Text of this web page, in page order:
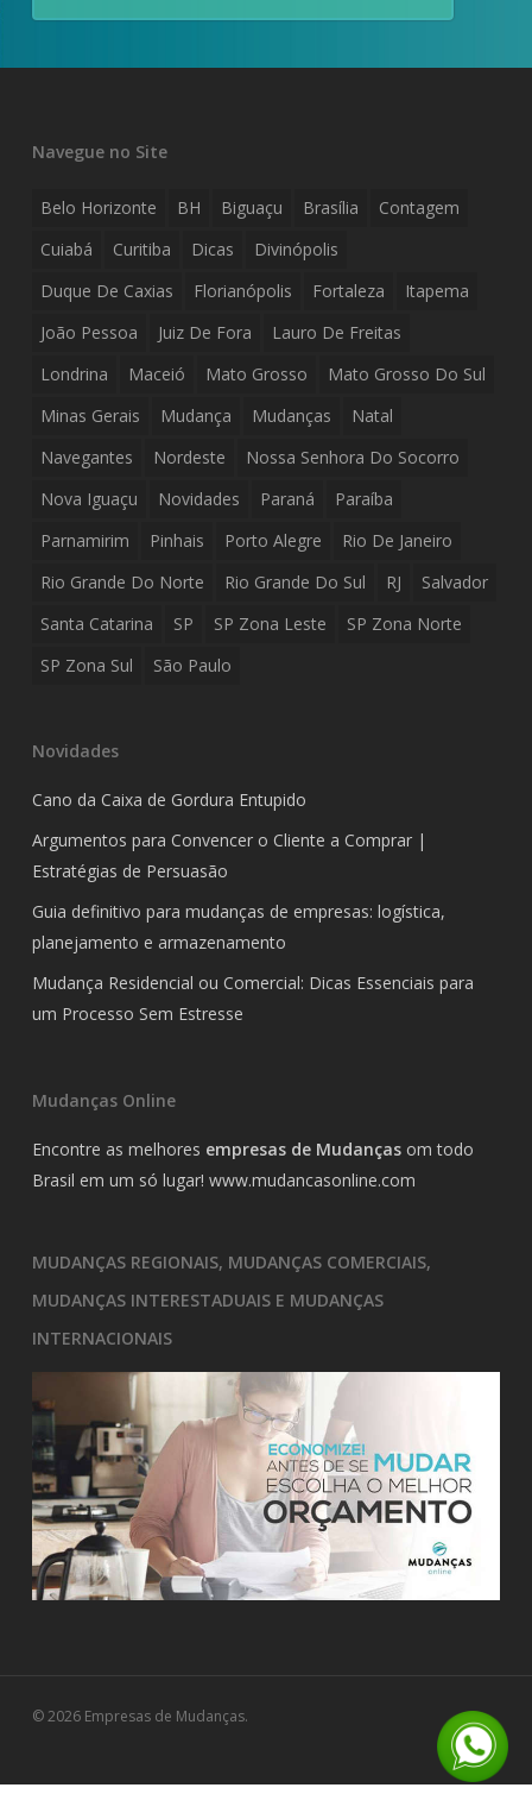
Navegue no Site
Belo Horizonte BH Biguaçu Brasília
Contagem
Cuiabá
Curitiba Dicas
Divinópolis
Duque De Caxias
Florianópolis Fortaleza
Itapema
João Pessoa
Juiz De Fora
Lauro De Freitas
Londrina
Maceió Mato Grosso
Mato Grosso Do Sul
Minas Gerais
Mudança Mudanças
Natal
Navegantes
Nordeste
Nossa Senhora Do Socorro
Nova Iguaçu
Novidades Paraná
Paraíba
Parnamirim
Pinhais Porto Alegre
Rio De Janeiro
Rio Grande Do Norte
Rio Grande Do Sul RJ
Salvador
Santa Catarina
SP SP Zona Leste
SP Zona Norte
SP Zona Sul
São Paulo
Novidades
Cano da Caixa de Gordura Entupido
Argumentos para Convencer o Cliente a Comprar |
Estratégias de Persuasão
Guia definitivo para mudanças de empresas: logística,
planejamento e armazenamento
Mudança Residencial ou Comercial: Dicas Essenciais para
um Processo Sem Estresse
Mudanças Online
Encontre as melhores empresas de Mudançasom todo
Brasil em um só lugar! www.mudancasonline.com
MUDANÇAS REGIONAIS, MUDANÇAS COMERCIAIS,
MUDANÇAS INTERESTADUAIS E MUDANÇAS
INTERNACIONAIS
© 2026 Empresas de Mudanças.